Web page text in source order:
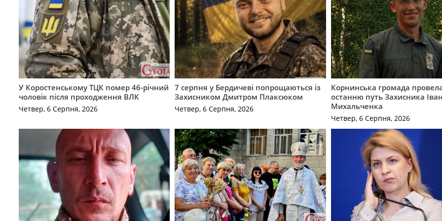
У Коростенському ТЦК помер 46-річний
чоловік після проходження ВЛК
Четвер, 6 Серпня, 2026
7 серпня у Бердичеві попрощаються із
Захисником Дмитром Плаксюком
Четвер, 6 Серпня, 2026
Корнинська громада
останню путь Захисника
Михальченка
Четвер, 6 Серпня, 2026